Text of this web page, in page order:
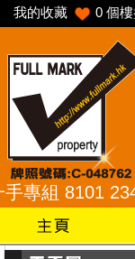
我的收藏 0 個
組 8101 2345 /